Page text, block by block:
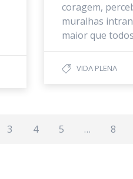
coragem,
muralhas
maior que
VIDA PLENA
3 4 5 … 8